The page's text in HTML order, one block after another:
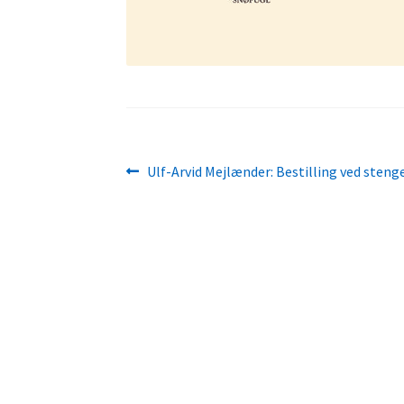
Innleggsnavigasjon
Forrige
Ulf-Arvid Mejlænder: Bestilling ved